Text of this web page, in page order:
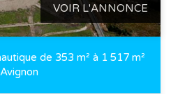
VOIR L'ANNONCE
de 353 m² à 1 517 m²